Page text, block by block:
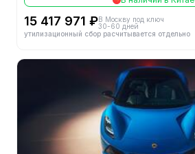
15 417 971 ₽В Москву под ключ
30-60 дней
утилизационный сбор расчитывается отдельно